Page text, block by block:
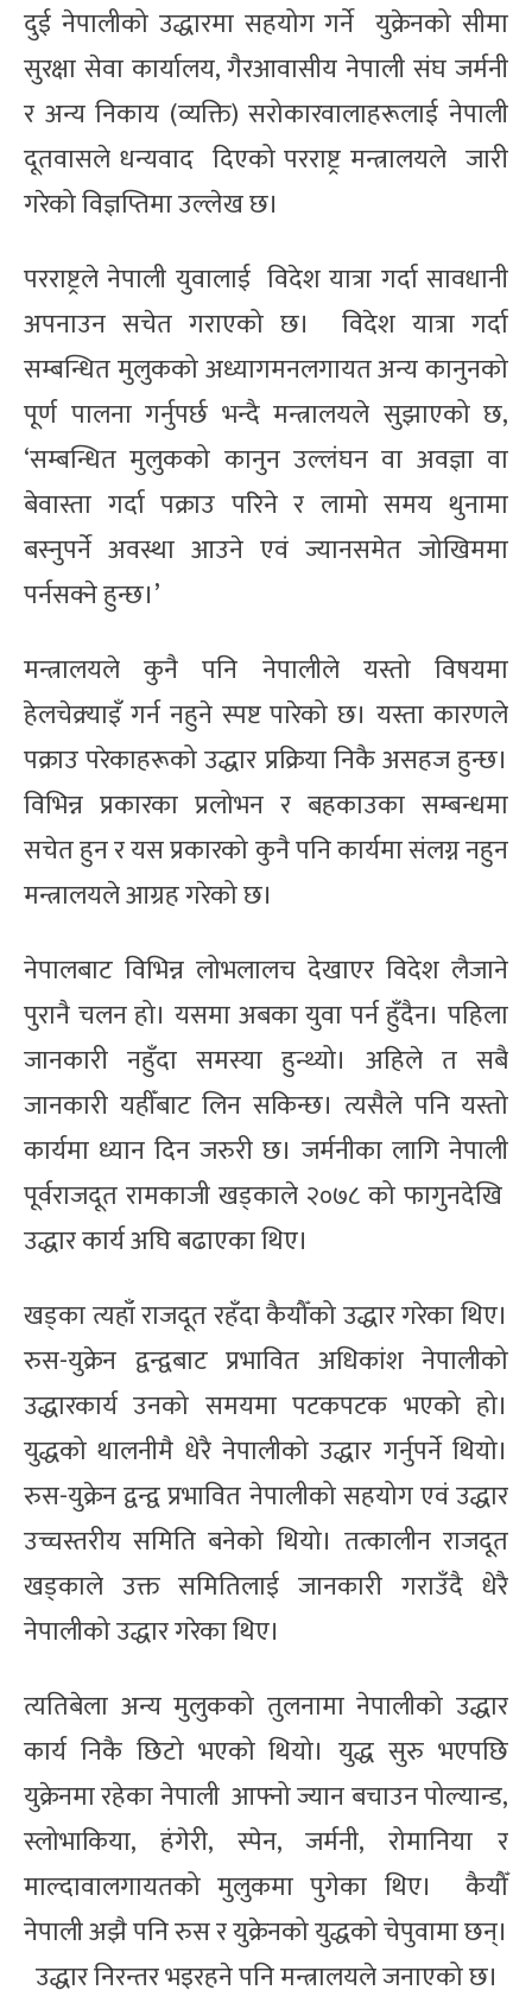
दुई नेपालीको उद्धारमा सहयोग गर्ने युक्रेनको सीमा
सुरक्षा सेवा कार्यालय, गैरआवासीय नेपाली संघ जर्मनी
र अन्य निकाय (व्यक्ति) सरोकारवालाहरूलाई नेपाली
दूतवासले धन्यवाद दिएको परराष्ट्र मन्त्रालयले जारी
गरेको विज्ञप्तिमा उल्लेख छ।
परराष्ट्रले नेपाली युवालाई विदेश यात्रा गर्दा सावधानी
अपनाउन सचेत गराएको छ। विदेश यात्रा गर्दा
सम्बन्धित मुलुकको अध्यागमनलगायत अन्य कानुनको
पूर्ण पालना गर्नुपर्छ भन्दै मन्त्रालयले सुझाएको छ,
‘सम्बन्धित मुलुकको कानुन उल्लंघन वा अवज्ञा वा
बेवास्ता गर्दा पक्राउ परिने र लामो समय थुनामा
बस्नुपर्ने अवस्था आउने एवं ज्यानसमेत जोखिममा
पर्नसक्ने हुन्छ।’
मन्त्रालयले कुनै पनि नेपालीले यस्तो विषयमा
हेलचेक्र्याइँ गर्न नहुने स्पष्ट पारेको छ। यस्ता कारणले
पक्राउ परेकाहरूको उद्धार प्रक्रिया निकै असहज हुन्छ।
विभिन्न प्रकारका प्रलोभन र बहकाउका सम्बन्धमा
सचेत हुन र यस प्रकारको कुनै पनि कार्यमा संलग्न नहुन
मन्त्रालयले आग्रह गरेको छ।
नेपालबाट विभिन्न लोभलालच देखाएर विदेश लैजाने
पुरानै चलन हो। यसमा अबका युवा पर्न हुँदैन। पहिला
जानकारी नहुँदा समस्या हुन्थ्यो। अहिले त सबै
जानकारी यहीँबाट लिन सकिन्छ। त्यसैले पनि यस्तो
कार्यमा ध्यान दिन जरुरी छ। जर्मनीका लागि नेपाली
पूर्वराजदूत रामकाजी खड्काले २०७८ को फागुनदेखि
उद्धार कार्य अघि बढाएका थिए।
खड्का त्यहाँ राजदूत रहँदा कैयौँको उद्धार गरेका थिए।
रुस-युक्रेन द्वन्द्वबाट प्रभावित अधिकांश नेपालीको
उद्धारकार्य उनको समयमा पटकपटक भएको हो।
युद्धको थालनीमै धेरै नेपालीको उद्धार गर्नुपर्ने थियो।
रुस-युक्रेन द्वन्द्व प्रभावित नेपालीको सहयोग एवं उद्धार
उच्चस्तरीय समिति बनेको थियो। तत्कालीन राजदूत
खड्काले उक्त समितिलाई जानकारी गराउँदै धेरै
नेपालीको उद्धार गरेका थिए।
त्यतिबेला अन्य मुलुकको तुलनामा नेपालीको उद्धार
कार्य निकै छिटो भएको थियो। युद्ध सुरु भएपछि
युक्रेनमा रहेका नेपाली आफ्नो ज्यान बचाउन पोल्यान्ड,
स्लोभाकिया, हंगेरी, स्पेन, जर्मनी, रोमानिया र
माल्दावालगायतको मुलुकमा पुगेका थिए। कैयौँ
नेपाली अझै पनि रुस र युक्रेनको युद्धको चेपुवामा छन्।
उद्धार निरन्तर भइरहने पनि मन्त्रालयले जनाएको छ।